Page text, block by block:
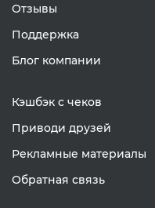
Отзывы
Поддержка
Блог компании
Кэшбэк с чеков
Приводи друзей
Рекламные материалы
Обратная связь